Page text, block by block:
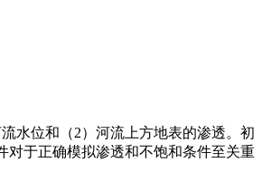
水位和（2）河流上方地表的渗透。初
对于正确模拟渗透和不饱和条件至关重